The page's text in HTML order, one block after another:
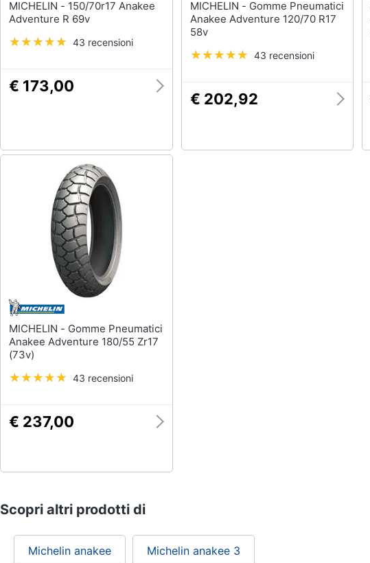
MICHELIN - 150/70r17 Anakee
Adventure R 69v
43 recensioni
€ 173,00
MICHELIN - Gomme Pneumatici
Anakee Adventure 120/70 R17
58v
43 recensioni
€ 202,92
MICHELIN - Gomme Pneumatici
Anakee Adventure 180/55 Zr17
(73v)
43 recensioni
€ 237,00
Scopri altri prodotti di
Michelin anakee Michelin anakee 3